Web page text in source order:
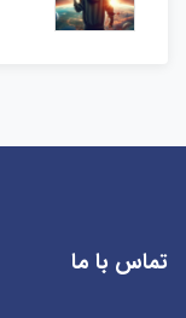
تماس با ما